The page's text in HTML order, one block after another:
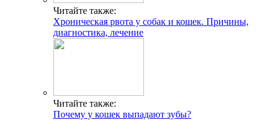
Читайте также:
Хроническая рвота у собак и кошек. Причины,
диагностика, лечение
Читайте также:
Почему у кошек выпадают зубы?